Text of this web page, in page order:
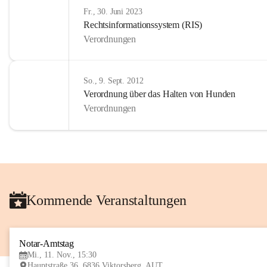
Fr., 30. Juni 2023
Rechtsinformationssystem (RIS)
Verordnungen
So., 9. Sept. 2012
Verordnung über das Halten von Hunden
Verordnungen
Kommende Veranstaltungen
Notar-Amtstag
Mi., 11. Nov., 15:30